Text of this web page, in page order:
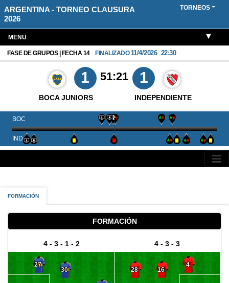
ARGENTINA - TORNEO CLAUSURA
2026
TORNEOS
MENU
FASE DE GRUPOS | FECHA 14 FINALIZADO 11/4/2026 22:30
BOCA JUNIORS
1 51:21 1
INDEPENDIENTE
BOC
IND
FORMACIÓN
FORMACIÓN
4 - 3 - 1 - 2
27
30
4 - 3 - 3
4
16
28